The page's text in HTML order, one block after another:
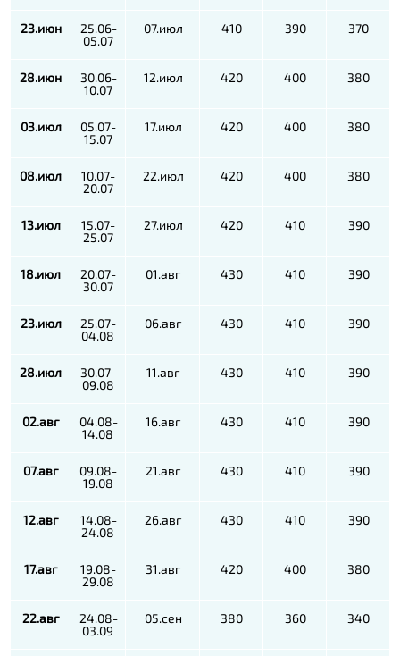
23.июн
25.06-
05.07
07.июл 410 390 370
28.июн
30.06-
10.07
12.июл 420 400 380
03.июл
05.07-
15.07
17.июл 420 400 380
08.июл
10.07-
20.07
22.июл 420 400 380
13.июл
15.07-
25.07
27.июл 420 410 390
18.июл
20.07-
30.07
01.авг 430 410 390
23.июл
25.07-
04.08
06.авг 430 410 390
28.июл
30.07-
09.08
11.авг 430 410 390
02.авг
04.08-
14.08
16.авг 430 410 390
07.авг
09.08-
19.08
21.авг 430 410 390
12.авг
14.08-
24.08
26.авг 430 410 390
17.авг
19.08-
29.08
31.авг 420 400 380
22.авг
24.08-
03.09
05.сен 380 360 340